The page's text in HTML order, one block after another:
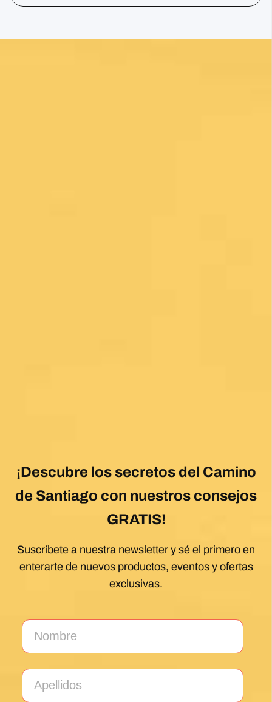
¡Descubre los secretos del Camino
de Santiago con nuestros consejos
GRATIS!
Suscríbete a nuestra newsletter y sé el primero en
enterarte de nuevos productos, eventos y ofertas
exclusivas.